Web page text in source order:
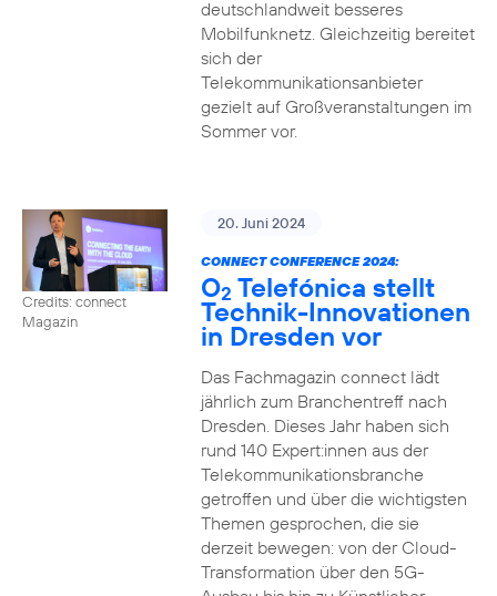
deutschlandweit besseres
Mobilfunknetz. Gleichzeitig bereitet
sich der
Telekommunikationsanbieter
gezielt auf Großveranstaltungen im
Sommer vor.
Credits: connect
Magazin
20. Juni 2024
CONNECT CONFERENCE 2024:
O2 Telefónica stellt
Technik-Innovationen
in Dresden vor
Das Fachmagazin connect lädt
jährlich zum Branchentreff nach
Dresden. Dieses Jahr haben sich
rund 140 Expert:innen aus der
Telekommunikationsbranche
getroffen und über die wichtigsten
Themen gesprochen, die sie
derzeit bewegen: von der Cloud-
Transformation über den 5G-